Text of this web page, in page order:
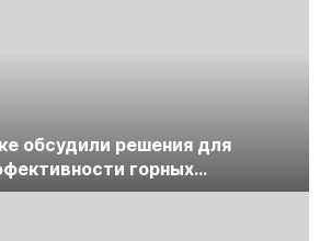
обсудили решения для
горных